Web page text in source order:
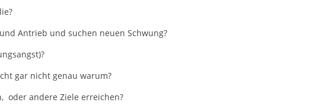
Antrieb und suchen neuen Schwung?
gar nicht genau warum?
oder andere Ziele erreichen?